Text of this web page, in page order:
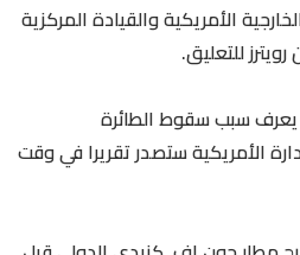
الأمريكية والقيادة المركزية
للتعليق.
سبب سقوط الطائرة
الأمريكية ستصدر تقريرا في وقت